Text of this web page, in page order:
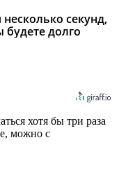
секунд,
будете долго
хотя бы три раза
можно с